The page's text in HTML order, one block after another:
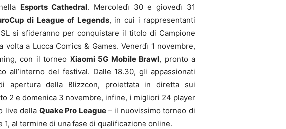
Esports Cathedral. Mercoledì 30 e giovedì 31
di League of Legends, in cui i rappresentanti
si sfideranno per conquistare il titolo di Campione
volta a Lucca Comics & Games. Venerdì 1 novembre,
con il torneo Xiaomi 5G Mobile Brawl, pronto a
all’interno del festival. Dalle 18.30, gli appassionati
apertura della Blizzcon, proiettata in diretta sui
2 e domenica 3 novembre, infine, i migliori 24 player
live della Quake Pro League – il nuovissimo torneo di
1, al termine di una fase di qualificazione online.